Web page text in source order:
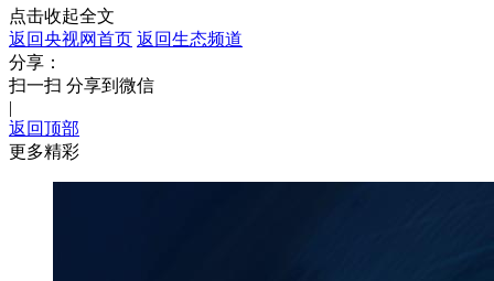
点击收起全文
返回央视网首页 返回生态频道
分享：
扫一扫 分享到微信
|
返回顶部
更多精彩